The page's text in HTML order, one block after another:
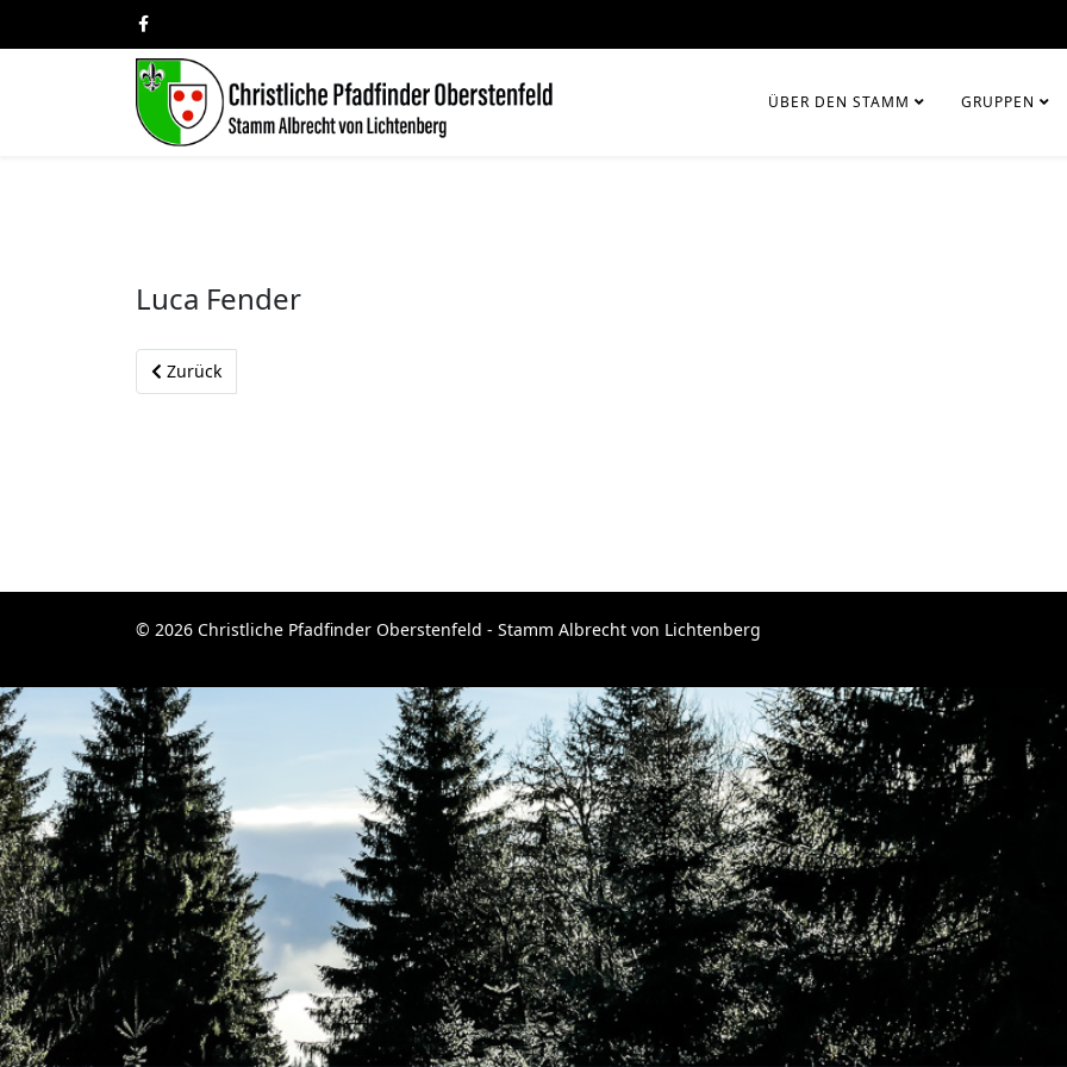
ÜBER DEN STAMM GRUPPEN
Luca Fender
Vorheriger Beitrag: Kai Buchholz
Zurück
© 2026 Christliche Pfadfinder Oberstenfeld - Stamm Albrecht von Lichtenberg